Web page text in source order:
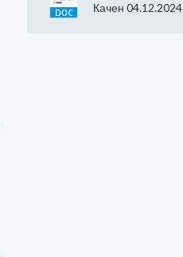
Качен 04.12.2024